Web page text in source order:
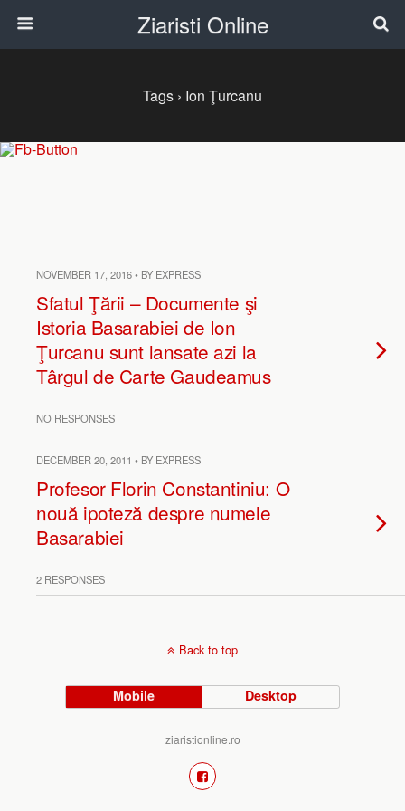
Ziaristi Online
Tags › Ion Ţurcanu
NOVEMBER 17, 2016 • BY EXPRESS
Sfatul Ţării – Documente şi
Istoria Basarabiei de Ion
Ţurcanu sunt lansate azi la
Târgul de Carte Gaudeamus
NO RESPONSES
DECEMBER 20, 2011 • BY EXPRESS
Profesor Florin Constantiniu: O
nouă ipoteză despre numele
Basarabiei
2 RESPONSES
Back to top
Mobile Desktop
ziaristionline.ro